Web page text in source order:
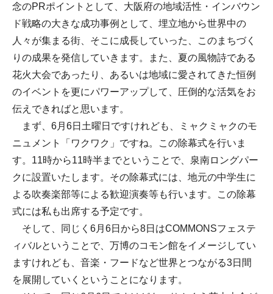
念のPRポイントとして、大阪府の地域活性・インバウン
ド戦略の大きな成功事例として、埋立地から世界中の
人々が集まる街、そこに成長していった、このまちづく
りの成果を発信していきます。また、夏の風物詩である
花火大会であったり、あるいは地域に愛されてきた恒例
のイベントを更にパワーアップして、圧倒的な活気をお
伝えできればと思います。
まず、6月6日土曜日ですけれども、ミャクミャクのモ
ニュメント「ワクワク」ですね。この除幕式を行いま
す。11時から11時半までということで、泉南ロングパー
クに設置いたします。その除幕式には、地元の中学生に
よる吹奏楽部等による歓迎演奏等も行います。この除幕
式には私も出席する予定です。
そして、同じく6月6日から8日はCOMMONSフェステ
ィバルということで、万博のコモン館をイメージしてい
ますけれども、音楽・フードなど世界とつながる3日間
を展開していくということになります。